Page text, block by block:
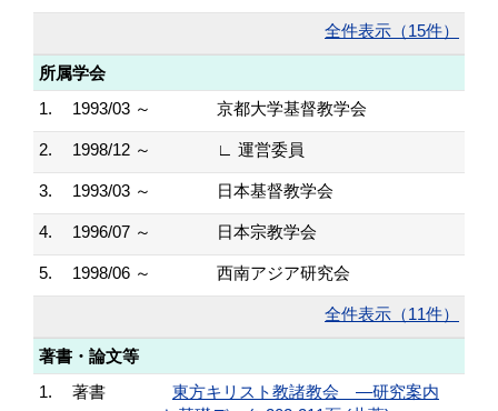
全件表示（15件）
所属学会
1.
1993/03 ～ 京都大学基督教学会
2. 1998/12 ～ ∟ 運営委員
3. 1993/03 ～ 日本基督教学会
4. 1996/07 ～ 日本宗教学会
5. 1998/06 ～ 西南アジア研究会
全件表示（11件）
著書・論文等
1.
著書
東方キリスト教諸教会 ―研究案内